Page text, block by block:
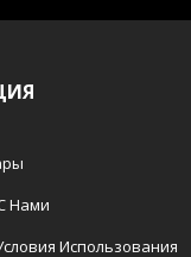
Нами
Использования